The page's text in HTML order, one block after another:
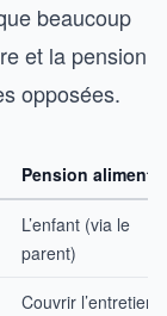
beaucoup
et la pension
opposées.
Pension
L’enfant (via le
parent)
Couvrir l’entretien